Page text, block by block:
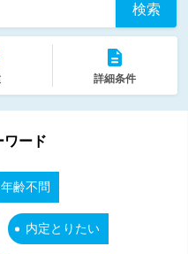
検索
詳細条件
ワード
年齢不問
内定とりたい